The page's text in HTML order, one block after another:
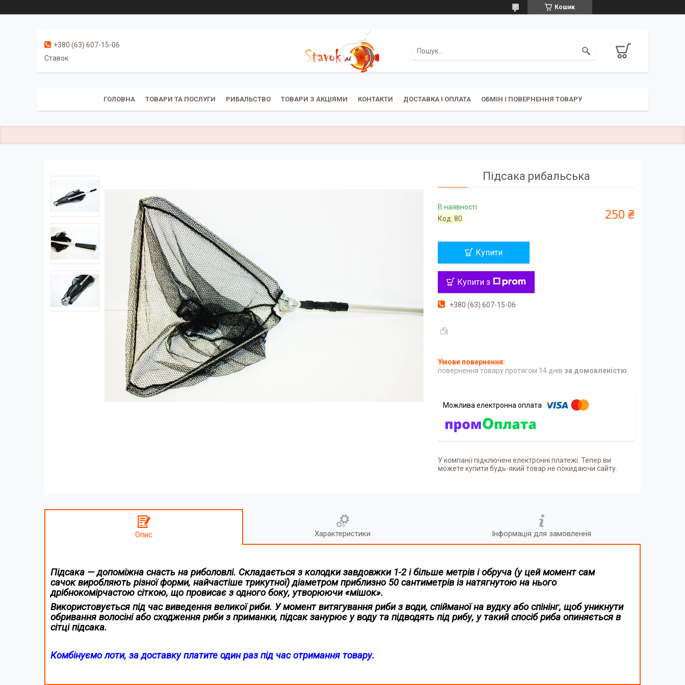
Кошик
+380 (63) 607-15-06
Ставок
ГОЛОВНА ТОВАРИ ТА ПОСЛУГИ РИБАЛЬСТВО ТОВАРИ З АКЦІЯМИ КОНТАКТИ ДОСТАВКА І ОПЛАТА ОБМІН І ПОВЕРНЕННЯ ТОВАРУ
Підсака рибальська
В наявності
Код:80 250 ₴
Купити
Купити з
+380 (63) 607-15-06
повернення товару протягом 14 днів за домовленістю
У компанії підключені електронні платежі. Тепер ви
можете купити будь-який товар не покидаючи сайту.
Опис Характеристики Інформація для замовлення
Підсака — допоміжна снасть на риболовлі. Складається з колодки завдовжки 1-2 і більше метрів і обруча (у цей момент сам
сачоквиробляють різної форми, найчастіше трикутної) діаметром приблизно 50 сантиметрів із натягнутою на нього
дрібнокомірчастою сіткою, що провисає з одного боку, утворюючи «мішок».
Використовується під час виведення великої риби. У момент витягування риби з води, спійманої на вудку або спінінг, щоб уникнути
обривання волосіні або сходження риби з приманки, підсак занурює у воду та підводять під рибу, у такий спосіб риба опиняється в
сітці підсака.
Комбінуємо лоти, за доставку платите один раз під час отримання товару.